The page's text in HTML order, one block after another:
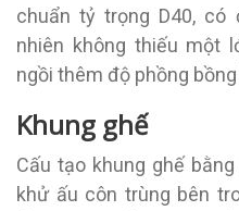
chuẩn tỷ trọng D40, có
nhiên không thiếu một
ngồi thêm độ phồng
Khung ghế
Cấu tạo khung ghế
khử ấu côn trùng bên